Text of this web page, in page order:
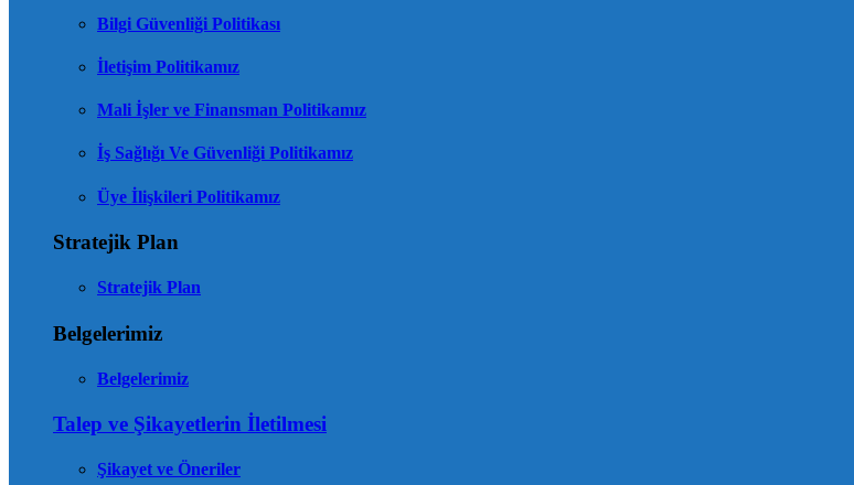
Bilgi Güvenliği Politikası
İletişim Politikamız
Mali İşler ve Finansman Politikamız
İş Sağlığı Ve Güvenliği Politikamız
Üye İlişkileri Politikamız
Stratejik Plan
Stratejik Plan
Belgelerimiz
Belgelerimiz
Talep ve Şikayetlerin İletilmesi
Şikayet ve Öneriler